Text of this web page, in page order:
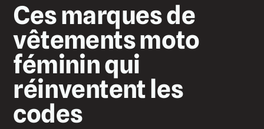
Ces marques de
vêtements moto
féminin qui
réinventent les
codes